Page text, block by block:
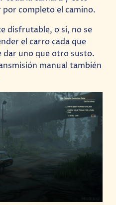
por completo el camino.
disfrutable, o si, no se
el carro cada que
dar uno que otro susto.
manual también